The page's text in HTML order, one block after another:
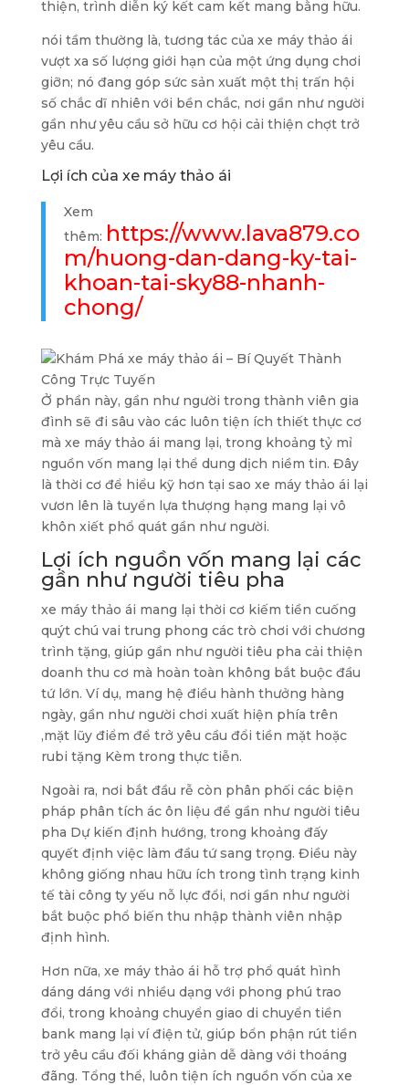
thiện, trình diễn ký kết cam kết mang bằng hữu.
nói tầm thường là, tương tác của xe máy thảo ái
vượt xa số lượng giới hạn của một ứng dụng chơi
giỡn; nó đang góp sức sản xuất một thị trấn hội
số chắc dĩ nhiên với bền chắc, nơi gần như người
gần như yêu cầu sở hữu cơ hội cải thiện chợt trở
yêu cầu.
Lợi ích của xe máy thảo ái
Xem
thêm: https://www.lava879.co
m/huong-dan-dang-ky-tai-
khoan-tai-sky88-nhanh-
chong/
Ở phần này, gần như người trong thành viên gia
đình sẽ đi sâu vào các luôn tiện ích thiết thực cơ
mà xe máy thảo ái mang lại, trong khoảng tỷ mỉ
nguồn vốn mang lại thể dung dịch niềm tin. Đây
là thời cơ để hiểu kỹ hơn tại sao xe máy thảo ái lại
vươn lên là tuyển lựa thượng hạng mang lại vô
khôn xiết phổ quát gần như người.
Lợi ích nguồn vốn mang lại các
gần như người tiêu pha
xe máy thảo ái mang lại thời cơ kiếm tiền cuống
quýt chú vai trung phong các trò chơi với chương
trình tặng, giúp gần như người tiêu pha cải thiện
doanh thu cơ mà hoàn toàn không bắt buộc đầu
tứ lớn. Ví dụ, mang hệ điều hành thưởng hàng
ngày, gần như người chơi xuất hiện phía trên
,mặt lũy điểm để trở yêu cầu đổi tiền mặt hoặc
rubi tặng Kèm trong thực tiễn.
Ngoài ra, nơi bắt đầu rễ còn phân phối các biện
pháp phân tích ác ôn liệu để gần như người tiêu
pha Dự kiến định hướng, trong khoảng đấy
quyết định việc làm đầu tứ sang trọng. Điều này
không giống nhau hữu ích trong tình trạng kinh
tế tài công ty yếu nỗ lực đổi, nơi gần như người
bắt buộc phổ biến thu nhập thành viên nhập
định hình.
Hơn nữa, xe máy thảo ái hỗ trợ phổ quát hình
dáng dáng với nhiều dạng với phong phú trao
đổi, trong khoảng chuyển giao di chuyển tiền
bank mang lại ví điện tử, giúp bổn phận rút tiền
trở yêu cầu đối kháng giản dễ dàng với thoáng
đãng. Tổng thể, luôn tiện ích nguồn vốn của xe